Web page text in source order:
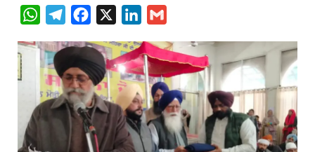
W
a
s
e
g
r
e
b
o
o
n
k
e
d
a
i
l